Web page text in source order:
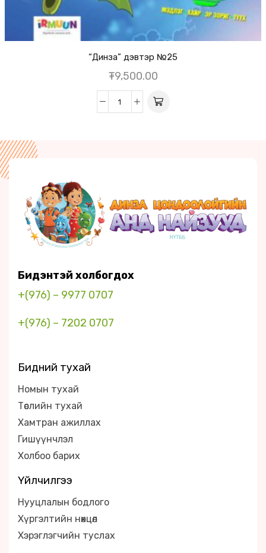
“Динза” дэвтэр №25
₮9,500.00
Бидэнтэй холбогдох
+(976) – 9977 0707
+(976) – 7202 0707
Бидний тухай
Номын тухай
Төслийн тухай
Хамтран ажиллах
Гишүүнчлэл
Холбоо барих
Үйлчилгээ
Нууцлалын бодлого
Хүргэлтийн нөхцөл
Хэрэглэгчийн туслах